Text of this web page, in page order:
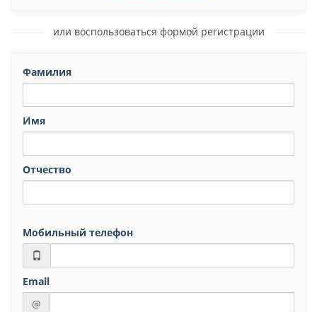
или воспользоваться формой регистрации
Фамилия
Имя
Отчество
Мобильный телефон
Email
@